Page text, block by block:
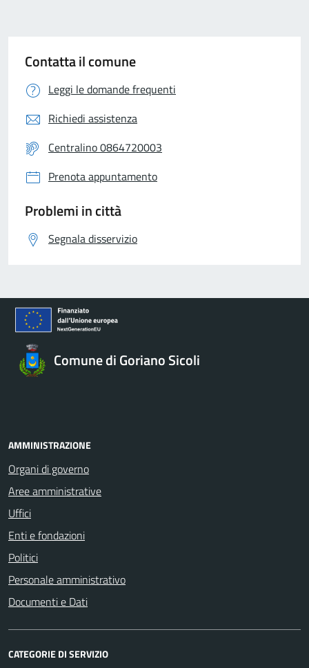
Contatta il comune
Leggi le domande frequenti
Richiedi assistenza
Centralino 0864720003
Prenota appuntamento
Problemi in città
Segnala disservizio
Comune di Goriano Sicoli
AMMINISTRAZIONE
Organi di governo
Aree amministrative
Uffici
Enti e fondazioni
Politici
Personale amministrativo
Documenti e Dati
CATEGORIE DI SERVIZIO